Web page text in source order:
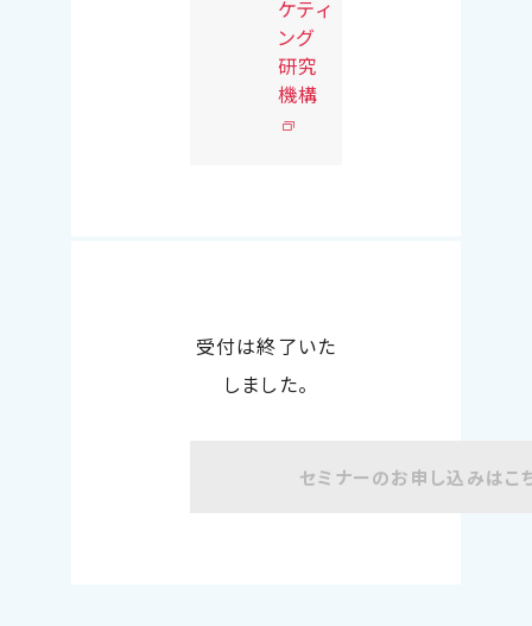
ケティ
ング
研究
機構
受付は終了いた
しました。
セミナーのお申し込みはこ